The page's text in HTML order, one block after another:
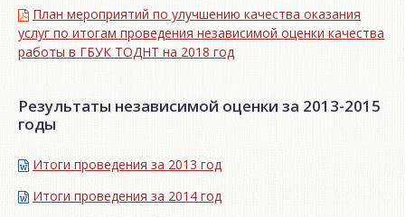
План мероприятий по улучшению качества оказания
услуг по итогам проведения независимой оценки качества
работы в ГБУК ТОДНТ на 2018 год
Результаты независимой оценки за 2013-2015
годы
Итоги проведения за 2013 год
Итоги проведения за 2014 год